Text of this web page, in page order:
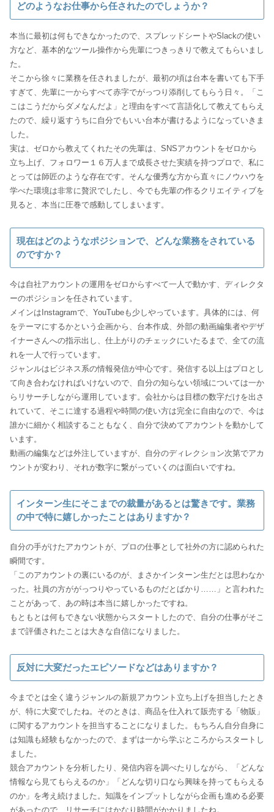
どのようなお仕事から任されたのでしょうか？
本当に最初は何もできなかったので、スプレッドシートやSlackの使い
方など、基本的なツール操作から先輩につきっきりで教えてもらいまし
た。
そこから徐々に業務を任されましたが、最初の頃は台本を書いても下手
すぎて、先輩に一からすべて赤字でがっつり添削してもらう日々。「こ
こはこうだからダメなんだよ」と理由をすべて言語化して教えてもらえ
たので、繰り返すうちに自分でもいい台本が書けるようになっていきま
した。
実は、ゼロから教えてくれたその先輩は、SNSアカウントをゼロから
立ち上げ、フォロワー１６万人まで成長させた実績を持つプロで、私に
とっては師匠のような存在です。そんな優秀な方から直々にノウハウを
学べた環境は非常に贅沢でしたし、今でも先輩の作るクリエイティブを
見ると、本当に圧巻で感動してしまいます。
現在はどのようなポジションで、どんな業務をされている
のですか？
今は自社アカウントの運用をゼロからすべて一人で動かす、ディレクタ
ーのポジションを任されています。
メインはInstagramで、YouTubeも少しやっています。具体的には、何
をテーマにするかという企画から、台本作成、外部の動画編集者やデザ
イナーさんへの指示出し、仕上がりのチェックにいたるまで、全ての流
れを一人で行っています。
ジャンルはビジネス系の情報発信が中心です。発信する以上はプロとし
て向き合わなければいけないので、自分の知らない領域については一か
らリサーチしながら運用しています。会社からは目標の数字だけを出さ
れていて、そこに達する過程や時間の使い方は完全に自由なので、今は
誰かに細かく相談することもなく、自分で決めてアカウントを動かして
います。
動画の編集などは外注していますが、自分のディレクション次第でアカ
ウントが変わり、それが数字に繋がっていくのは面白いですね。
インターン生にそこまでの裁量があるとは驚きです。業務
の中で特に嬉しかったことはありますか？
自分の手がけたアカウントが、プロの仕事として社外の方に認められた
瞬間です。
「このアカウントの裏にいるのが、まさかインターン生だとは思わなか
った。社員の方ががっつりやっているものだとばかり……」と言われた
ことがあって、あの時は本当に嬉しかったですね。
もともとは何もできない状態からスタートしたので、自分の仕事がそこ
まで評価されたことは大きな自信になりました。
反対に大変だったエピソードなどはありますか？
今までとは全く違うジャンルの新規アカウント立ち上げを担当したとき
が、特に大変でしたね。そのときは、商品を仕入れて販売する「物販」
に関するアカウントを担当することになりました。もちろん自分自身に
は知識も経験もなかったので、まずは一から学ぶところからスタートし
ました。
競合アカウントを分析したり、発信内容を調べたりしながら、「どんな
情報なら見てもらえるのか」「どんな切り口なら興味を持ってもらえる
のか」を考え続けました。知識をインプットしながら企画も進める必要
があったので、リサーチにはかなり時間がかかりましたね。